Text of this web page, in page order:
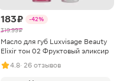
183 ₽
-42%
319.99 ₽
Масло для губ Luxvisage Beauty
Elixir тон 02 Фруктовый эликсир
4.8· 26 отзывов